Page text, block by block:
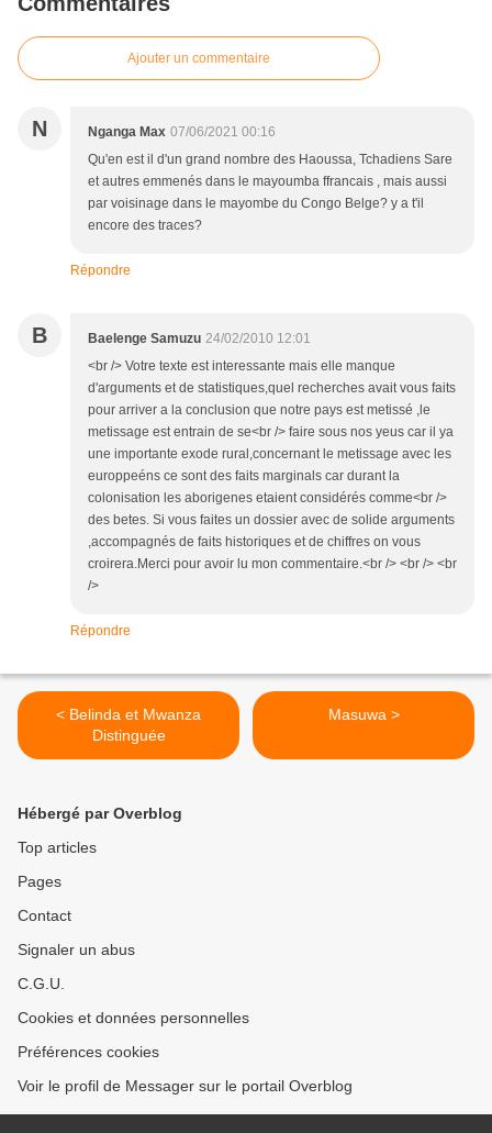
Ajouter un commentaire
N Nganga Max 07/06/2021 00:16
Qu'en est il d'un grand nombre des Haoussa, Tchadiens Sare
et autres emmenés dans le mayoumba ffrancais , mais aussi
par voisinage dans le mayombe du Congo Belge? y a t'il
encore des traces?
Répondre
B Baelenge Samuzu 24/02/2010 12:01
<br /> Votre texte est interessante mais elle manque
d'arguments et de statistiques,quel recherches avait vous faits
pour arriver a la conclusion que notre pays est metissé ,le
metissage est entrain de se<br /> faire sous nos yeus car il ya
une importante exode rural,concernant le metissage avec les
europpeéns ce sont des faits marginals car durant la
colonisation les aborigenes etaient considérés comme<br />
des betes. Si vous faites un dossier avec de solide arguments
,accompagnés de faits historiques et de chiffres on vous
croirera.Merci pour avoir lu mon commentaire.<br /> <br /> <br
/>
Répondre
< Belinda et Mwanza
Distinguée
Masuwa >
Hébergé par Overblog
Top articles
Pages
Contact
Signaler un abus
C.G.U.
Cookies et données personnelles
Préférences cookies
Voir le profil de Messager sur le portail Overblog